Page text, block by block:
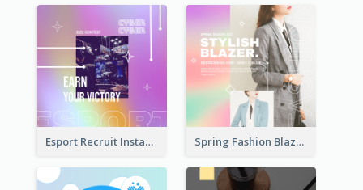
Esport Recruit Instagram Post Spring Fashion Blazer Instagram Post